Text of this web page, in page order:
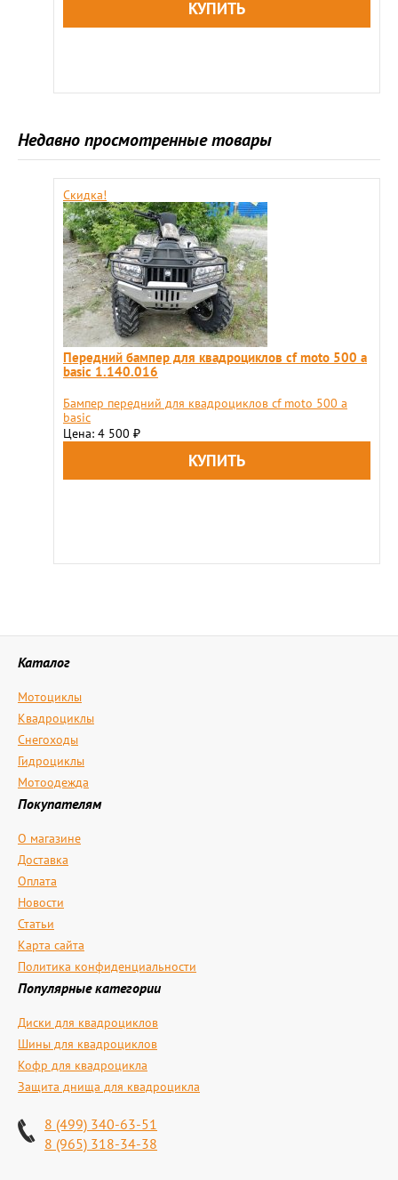
Недавно просмотренные товары
Скидка!
Передний бампер для квадроциклов сf moto 500 a
basic 1.140.016
Бампер передний для квадроциклов сf moto 500 a
basic
Цена: 4 500 ₽
Каталог
Мотоциклы
Квадроциклы
Снегоходы
Гидроциклы
Мотоодежда
Покупателям
О магазине
Доставка
Оплата
Новости
Статьи
Карта сайта
Политика конфиденциальности
Популярные категории
Диски для квадроциклов
Шины для квадроциклов
Кофр для квадроцикла
Защита днища для квадроцикла
8 (499) 340-63-51
8 (965) 318-34-38